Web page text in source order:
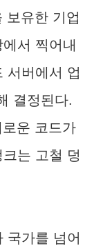
보유한 기업
서 찍어내
서버에서 업
결정된다.
운 코드가
는 고철 덩
국가를 넘어